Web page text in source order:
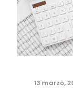
13 marzo,